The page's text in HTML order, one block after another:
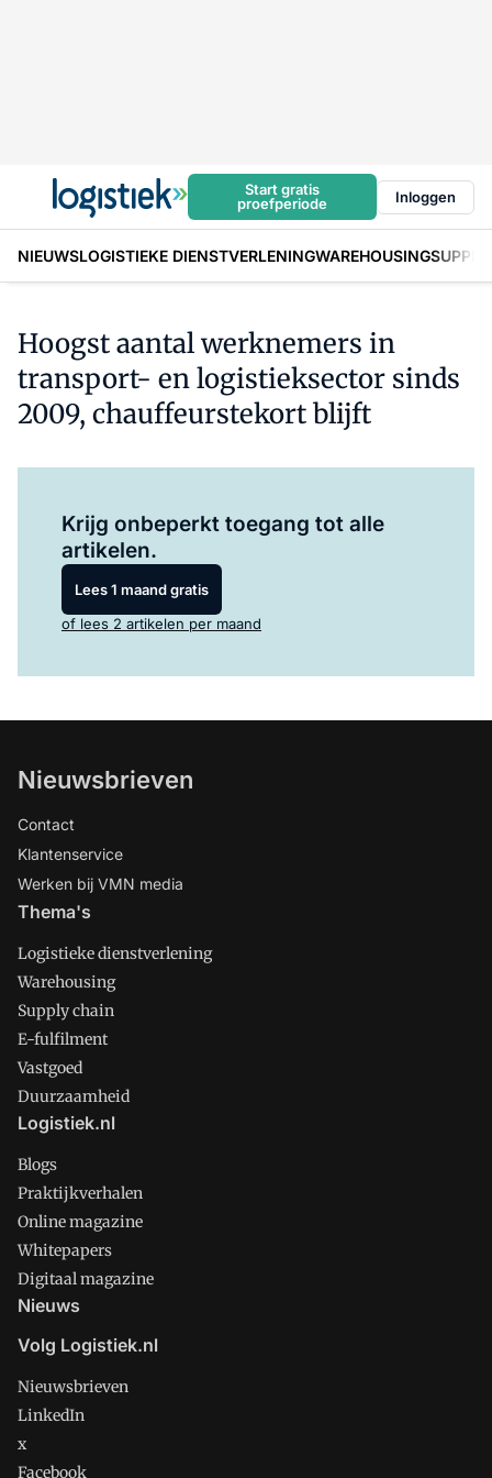
Start gratis
proefperiode
Inloggen
NIEUWSLOGISTIEKE DIENSTVERLENINGWAREHOUSING
Hoogst aantal werknemers in
transport- en logistieksector sinds
2009, chauffeurstekort blijft
Krijg onbeperkt toegang tot alle
artikelen.
Lees 1 maand gratis
of lees 2 artikelen per maand
Nieuwsbrieven
Contact
Klantenservice
Werken bij VMN media
Thema's
Logistieke dienstverlening
Warehousing
Supply chain
E-fulfilment
Vastgoed
Duurzaamheid
Logistiek.nl
Blogs
Praktijkverhalen
Online magazine
Whitepapers
Digitaal magazine
Nieuws
Volg Logistiek.nl
Nieuwsbrieven
LinkedIn
x
Facebook